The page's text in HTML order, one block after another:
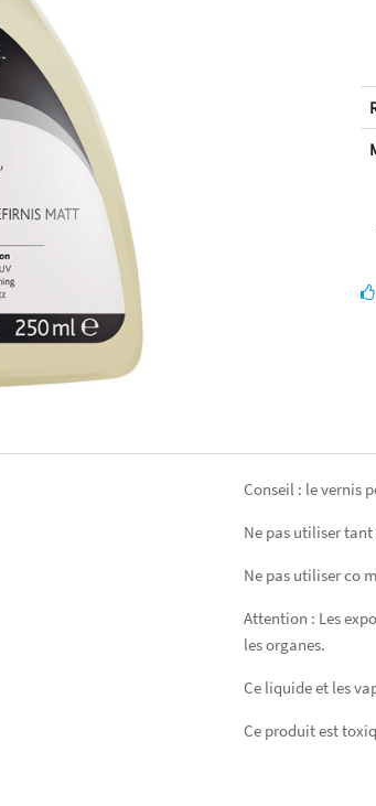
Conseil : le vernis
Ne pas utiliser tant
Ne pas utiliser co
Attention : Les
les organes.
Ce liquide et les
Ce produit est